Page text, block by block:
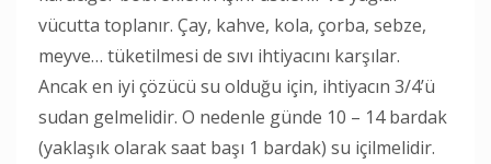
vücutta toplanır. Çay, kahve, kola, çorba, sebze,
meyve… tüketilmesi de sıvı ihtiyacını karşılar.
Ancak en iyi çözücü su olduğu için, ihtiyacın 3/4’ü
sudan gelmelidir. O nedenle günde 10 – 14 bardak
(yaklaşık olarak saat başı 1 bardak) su içilmelidir.